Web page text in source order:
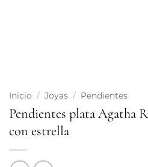
Inicio / Joyas / Pendientes
Pendientes plata Agatha
con estrella